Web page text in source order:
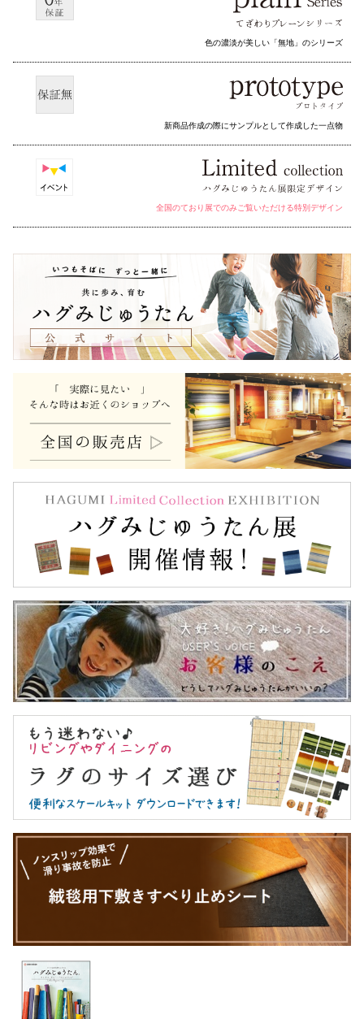
色の濃淡が美しい「無地」のシリーズ
新商品作成の際にサンプルとして作成した一点物
全国のており展でのみご覧いただける特別デザイン